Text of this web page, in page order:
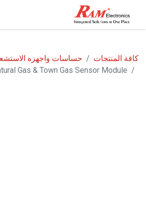
كافة المنتجات
حساسات واجهزه
Gas & Town Gas Sensor Module